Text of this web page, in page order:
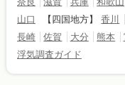
山口
【四国地方】 香川
長崎
佐賀 大分 熊本
浮気調査ガイド